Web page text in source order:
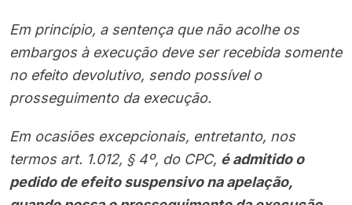
Em princípio, a sentença que não acolhe os
embargos à execução deve ser recebida somente
no efeito devolutivo, sendo possível o
prosseguimento da execução.
Em ocasiões excepcionais, entretanto, nos
termos art. 1.012, § 4º, do CPC, é admitido o
pedido de efeito suspensivo na apelação,